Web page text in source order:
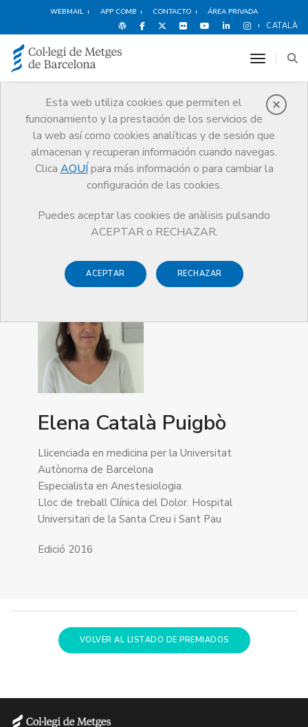
WEBMAIL APP COMB CONTACTO ÁREA PRIVADA
CATALÀ
Esta web utiliza cookies que permiten el
funcionamiento y la prestación de los servicios de
la web así como cookies analíticas y de sesión que
almacenan y recuperan información cuando navegas.
Clica AQUÍ para más información o para cambiar la
configuración de las cookies.
Puedes aceptar las cookies de anàlisis pulsando
ACEPTAR o RECHAZAR.
ACEPTAR RECHAZAR
toggle
Premios
El CoMB Guardonat Edició 2016
Guardonat Edició 2016
Elena Català Puigbò
Llicenciada en medicina per la Universitat
Autònoma de Barcelona
Especialista en Anestesiologia.
Lloc de treball Clínica del Dolor. Hospital
Universitari de la Santa Creu i Sant Pau
Edició 2016
VOLVER AL LISTADO DE PREMIADOS